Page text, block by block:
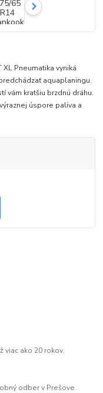
XL Pneumatika vyniká
aquaplaningu.
vám kratšiu brzdnú dráhu.
úspore paliva a
viac ako 20 rokov.
odber v Prešove.